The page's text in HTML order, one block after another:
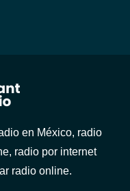
en México, radio
radio por internet
radio online.